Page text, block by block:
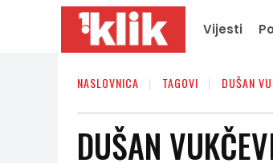
Vijesti
NASLOVNICA TAGOVI DUŠAN
DUŠAN